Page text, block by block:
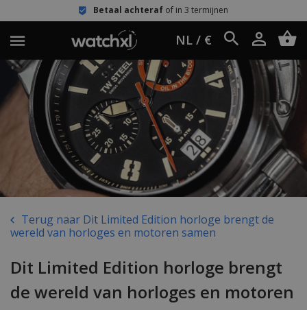
Betaal achteraf of in 3 termijnen
NL / €
Terug naar Dit Limited Edition horloge brengt de
wereld van horloges en motoren samen
Dit Limited Edition horloge brengt
de wereld van horloges en motoren